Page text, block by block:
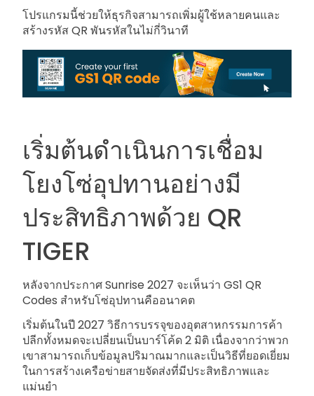
โปรแกรมนี้ช่วยให้ธุรกิจสามารถเพิ่มผู้ใช้หลายคนและ
สร้างรหัส QR พันรหัสในไม่กี่วินาที
เริ่มต้นดำเนินการเชื่อม
โยงโซ่อุปทานอย่างมี
ประสิทธิภาพด้วย QR
TIGER
หลังจากประกาศ Sunrise 2027 จะเห็นว่า GS1 QR
Codes สำหรับโซ่อุปทานคืออนาคต
เริ่มต้นในปี 2027 วิธีการบรรจุของอุตสาหกรรมการค้า
ปลีกทั้งหมดจะเปลี่ยนเป็นบาร์โค้ด 2 มิติ เนื่องจากว่าพวก
เขาสามารถเก็บข้อมูลปริมาณมากและเป็นวิธีที่ยอดเยี่ยม
ในการสร้างเครือข่ายสายจัดส่งที่มีประสิทธิภาพและ
แม่นยำ